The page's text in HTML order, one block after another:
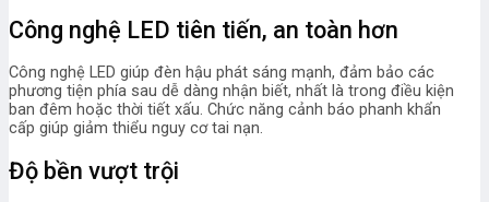
Công nghệ LED tiên tiến, an toàn hơn
Công nghệ LED giúp đèn hậu phát sáng mạnh, đảm bảo các
phương tiện phía sau dễ dàng nhận biết, nhất là trong điều kiện
ban đêm hoặc thời tiết xấu. Chức năng cảnh báo phanh khẩn
cấp giúp giảm thiểu nguy cơ tai nạn.
Độ bền vượt trội